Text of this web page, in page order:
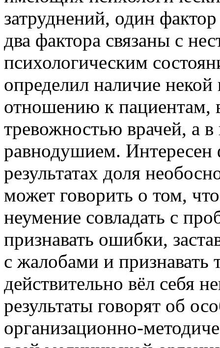
затруднений, один
два фактора связаны с
психологическим
определил наличие
отношению к пациентам,
тревожностью врачей, а
равнодушием. Интересен
результатах доля
может говорить о том,
неумение совладать с
признавать ошибки,
с жалобами и признавать
действительно вёл себя
результаты говорят об
организационно-